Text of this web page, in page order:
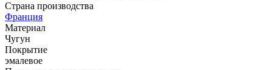
Страна производства
Франция
Материал
Чугун
Покрытие
эмалевое